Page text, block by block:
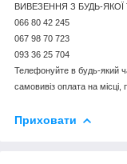
ВИВЕЗЕННЯ З БУДЬ-ЯКОЇ
066 80 42 245
067 98 70 723
093 36 25 704
Телефонуйте в будь-який
самовивіз оплата на
Приховати